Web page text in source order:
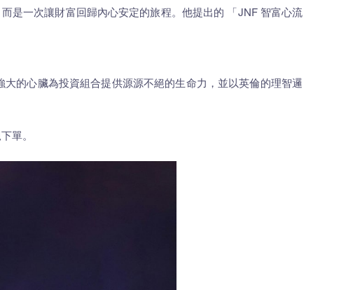
是一次讓財富回歸內心安定的旅程。他提出的 「JNF 智富心流
的心臟為投資組合提供源源不絕的生命力，並以英倫的理智邏
單。